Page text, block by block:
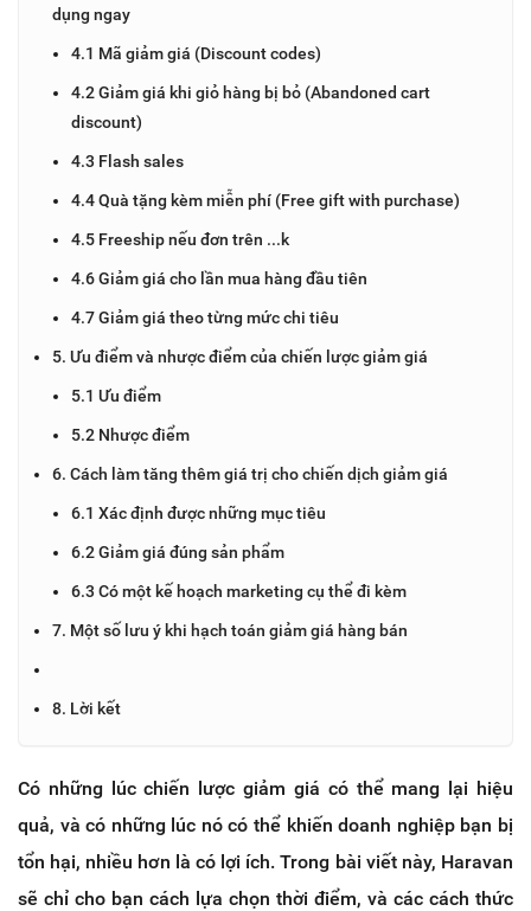
dụng ngay
4.1 Mã giảm giá (Discount codes)
4.2 Giảm giá khi giỏ hàng bị bỏ (Abandoned cart
discount)
4.3 Flash sales
4.4 Quà tặng kèm miễn phí (Free gift with purchase)
4.5 Freeship nếu đơn trên ...k
4.6 Giảm giá cho lần mua hàng đầu tiên
4.7 Giảm giá theo từng mức chi tiêu
5. Ưu điểm và nhược điểm của chiến lược giảm giá
5.1 Ưu điểm
5.2 Nhược điểm
6. Cách làm tăng thêm giá trị cho chiến dịch giảm giá
6.1 Xác định được những mục tiêu
6.2 Giảm giá đúng sản phẩm
6.3 Có một kế hoạch marketing cụ thể đi kèm
7. Một số lưu ý khi hạch toán giảm giá hàng bán
8. Lời kết
Có những lúc chiến lược giảm giá có thể mang lại hiệu
quả, và có những lúc nó có thể khiến doanh nghiệp bạn bị
tổn hại, nhiều hơn là có lợi ích. Trong bài viết này, Haravan
sẽ chỉ cho bạn cách lựa chọn thời điểm, và các cách thức